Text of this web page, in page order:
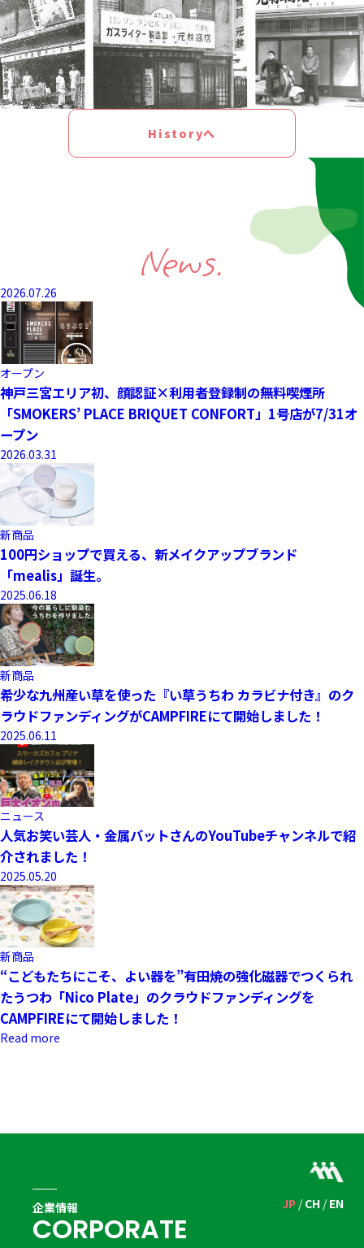
Historyへ
News.
2026.07.26
オープン
神戸三宮エリア初、顔認証×利用者登録制の無料喫煙所
「SMOKERS’ PLACE BRIQUET CONFORT」1号店が7/31オ
ープン
2026.03.31
新商品
100円ショップで買える、新メイクアップブランド
「mealis」誕生。
2025.06.18
新商品
希少な九州産い草を使った『い草うちわ カラビナ付き』のク
ラウドファンディングがCAMPFIREにて開始しました！
2025.06.11
ニュース
人気お笑い芸人・金属バットさんのYouTubeチャンネルで紹
介されました！
2025.05.20
新商品
“こどもたちにこそ、よい器を”有田焼の強化磁器でつくられ
たうつわ「Nico Plate」のクラウドファンディングを
CAMPFIREにて開始しました！
Read more
JP CH EN
企業情報
CORPORATE